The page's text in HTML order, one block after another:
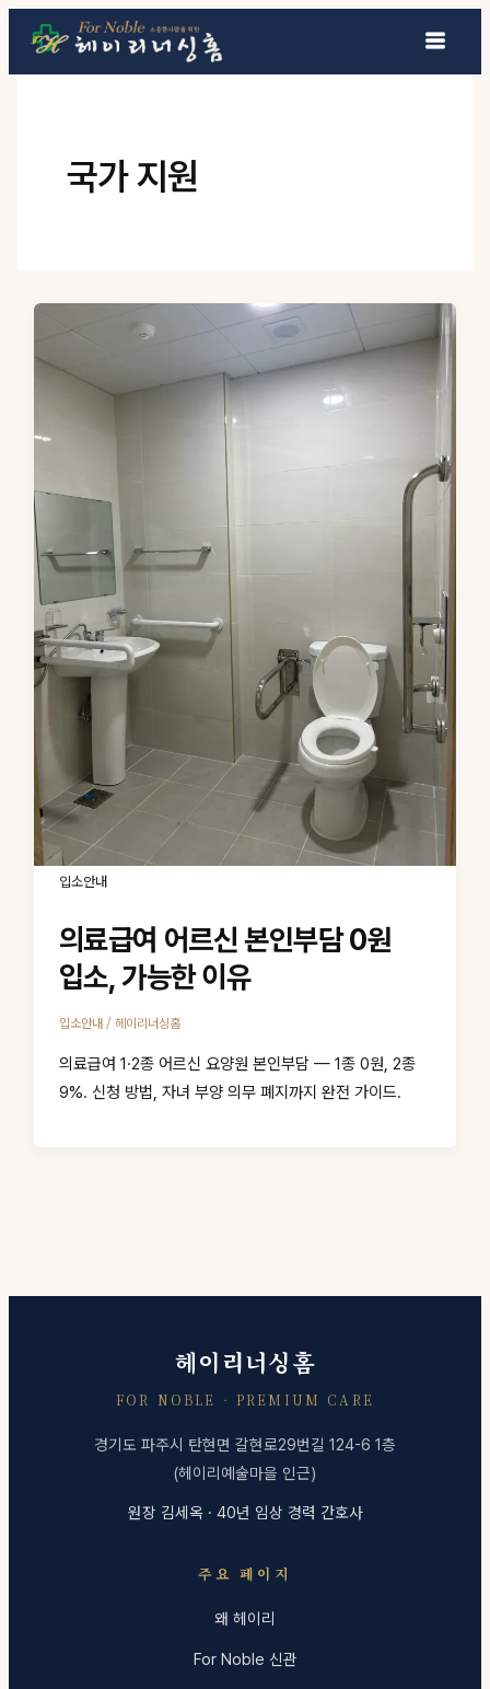
콘텐츠로 건너뛰기
국가 지원
입소안내
의료급여 어르신 본인부담 0원
입소, 가능한 이유
입소안내/ 헤이리너싱홈
의료급여 1·2종 어르신 요양원 본인부담 — 1종 0원, 2종
9%. 신청 방법, 자녀 부양 의무 폐지까지 완전 가이드.
헤이리너싱홈
FOR NOBLE · PREMIUM CARE
경기도 파주시 탄현면 갈현로29번길 124-6 1층
(헤이리예술마을 인근)
원장 김세옥 · 40년 임상 경력 간호사
주요 페이지
왜 헤이리
For Noble 신관